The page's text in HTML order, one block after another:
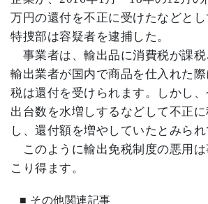
万円の還付を不正に受けたなどと
特捜部は容疑者を逮捕した。
事業者は、輸出品に消費税が課税
輸出業者が国内で商品を仕入れた
税は還付を受けられます。しかし
出台数を水増しするなどして不正
し、還付額を増やしていたとみられ
このように輸出免税制度の悪用は
こり得ます。
■ その他関連記事